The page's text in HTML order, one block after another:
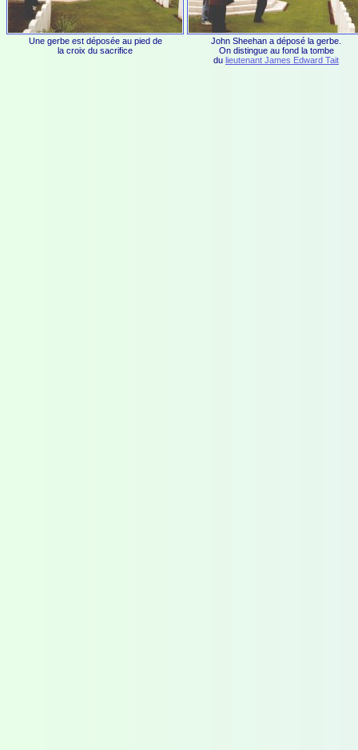
Une gerbe est déposée au pied de
la croix du sacrifice
John Sheehan a déposé la gerbe.
On distingue au fond la tombe
du lieutenant James Edward Tait